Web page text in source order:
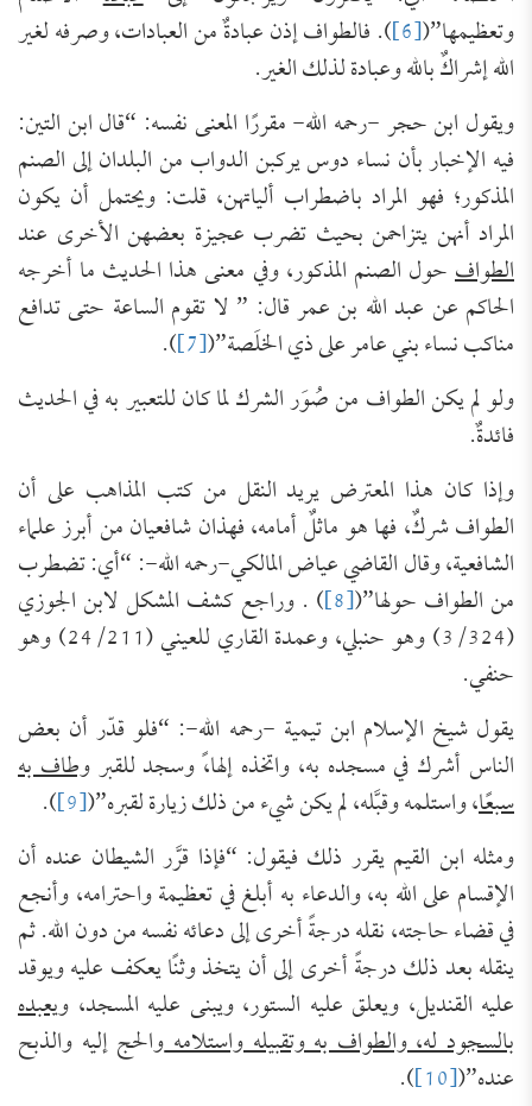
وتعظيمها”([6] ). فالطواف إذن عبادةٌ من العبادات، وصرفه لغير
الله إشراكٌ بالله وعبادة لذلك الغير.
ويقول ابن حجر -رحمه الله- مقررًا المعنى نفسه: “قال ابن التين:
فيه الإخبار بأن نساء دوس يركبن الدواب من البلدان إلى الصنم
المذكور؛ فهو المراد باضطراب ألياتهن، قلت: ويحتمل أن يكون
المراد أنهن يتزاحمن بحيث تضرب عجيزة بعضهن الأخرى عند
الطوافحول الصنم المذكور، وفي معنى هذا الحديث ما أخرجه
الحاكم عن عبد الله بن عمر قال: ” لا تقوم الساعة حتى تدافع
مناكب نساء بني عامر على ذي الخلَصة”([7]
).
ولو لم يكن الطواف من صُوَر الشرك لما كان للتعبير به في الحديث
فائدةٌ.
وإذا كان هذا المعترض يريد النقل من كتب المذاهب على أن
الطواف شركٌ، فها هو ماثلٌ أمامه، فهذان شافعيان من أبرز علماء
الشافعية، وقال القاضي عياض المالكي-رحمه الله-: “أي: تضطرب
من الطواف حولها”([8] ) . وراجع كشف المشكل لابن الجوزي
(3/324) وهو حنبلي، وعمدة القاري للعيني (24/211) وهو
حنفي.
يقول شيخ الإسلام ابن تيمية -رحمه الله-: “فلو قدّر أن بعض
الناس أشرك في مسجده به، واتخذه إلها،ً وسجد للقبروطاف به
سبعًا، واستلمه وقبَّله، لم يكن شيء من ذلك زيارة لقبره”([9]
).
ومثله ابن القيم يقرر ذلك فيقول: “فإذا قرَّر الشيطان عنده أن
الإقسام على الله به، والدعاء به أبلغ في تعظيمة واحترامه، وأنجع
في قضاء حاجته، نقله درجةً أخرى إلى دعائه نفسه من دون الله. ثم
ينقله بعد ذلك درجةً أخرى إلى أن يتخذ وثنًا يعكف عليه ويوقد
عليه القنديل، ويعلق عليه الستور، ويبنى عليه المسجد، ويعبده
بالسجود له، والطواف به وتقبيله واستلامهوالحج إليه والذبح
عنده”([10]
).